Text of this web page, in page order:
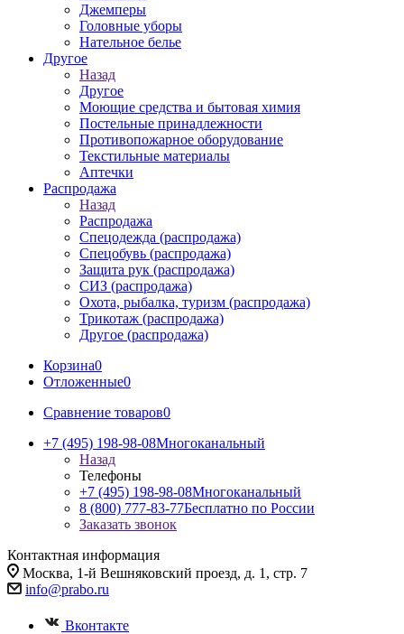
Джемперы
Головные уборы
Нательное белье
Другое
Назад
Другое
Моющие средства и бытовая химия
Постельные принадлежности
Противопожарное оборудование
Текстильные материалы
Аптечки
Распродажа
Назад
Распродажа
Спецодежда (распродажа)
Спецобувь (распродажа)
Защита рук (распродажа)
СИЗ (распродажа)
Охота, рыбалка, туризм (распродажа)
Трикотаж (распродажа)
Другое (распродажа)
Корзина0
Отложенные0
Сравнение товаров0
+7 (495) 198-98-08Многоканальный
Назад
Телефоны
+7 (495) 198-98-08Многоканальный
8 (800) 777-83-77Бесплатно по России
Заказать звонок
Контактная информация
Москва, 1-й Вешняковский проезд, д. 1, стр. 7
info@prabo.ru
Вконтакте